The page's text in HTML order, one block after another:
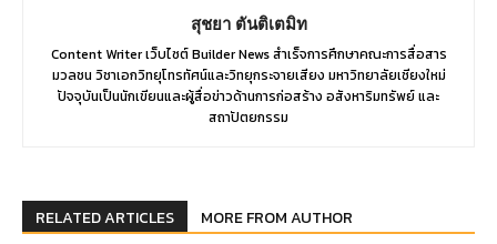
สุชยา ตันติเตมิท
Content Writer เว็บไซต์ Builder News สำเร็จการศึกษาคณะการสื่อสาร
มวลชน วิชาเอกวิทยุโทรทัศน์และวิทยุกระจายเสียง มหาวิทยาลัยเชียงใหม่
ปัจจุบันเป็นนักเขียนและผู้สื่อข่าวด้านการก่อสร้าง อสังหาริมทรัพย์ และ
สถาปัตยกรรม
RELATED ARTICLES MORE FROM AUTHOR